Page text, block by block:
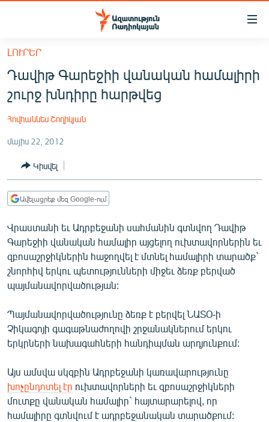
Մատչելիության
հիմնական
բովանդակությանը
հիմնական
մենյուին
ՀԱՅԱՍՏԱՆ
ՔԱՂԱՔԱԿԱՆ
ԸՆՏՐՈՒԹՅՈՒՆՆԵՐ 2026
ԻՐԱՎՈՒՆՔ
ՀԱՍԱՐԱԿՈՒԹՅՈՒՆ
ՏՆՏԵՍՈՒԹՅՈՒՆ
ՊԱՏԵՐԱԶՄԻ 6 ՇԱԲԱԹՆԵՐԸ
ՏԱՐԱԾԱՇՐՋԱՆ
ՄԻՋԱԶԳԱՅԻՆ
ՍՊՈՐՏ
ՄԵԿՆԱԲԱՆՈՒԹՅՈՒՆ
ՏՏ ԵՒ ԻՆՏԵՐՆԵՏ
ԿՈՐՈՆԱՎԻՐՈՒՍ
ԱՐԽԻՎ
ԼՈՒՐԵՐ
Դավիթ Գարեջիի վանական համալիրի
շուրջ խնդիրը հարթվեց
Հովհաննես Շողիկյան
մայիս 22, 2012
Կիսվել
Ավելացրեք մեզ Google-ում
Վրաստանի եւ Ադրբեջանի սահմանին գտնվող Դավիթ
Գարեջիի վանական համալիր այցելող ուխտավորներին եւ
զբոսաշրջիկներին հաջողվել է մտնել համալիրի տարածք`
շնորհիվ երկու պետությունների միջեւ ձեռք բերված
պայմանավորվածության:
Պայմանավորվածությունը ձեռք է բերվել ՆԱՏՕ-ի
Չիկագոյի գագաթնաժողովի շրջանակներում երկու
երկրների նախագահների հանդիպման արդյունքում:
Այս ամսվա սկզբին Ադրբեջանի կառավարությունը
խոչընդոտել էր ուխտավորների եւ զբոսաշրջիկների
մուտքը վանական համալիր` հայտարարելով, որ
համալիրը գտնվում է ադրբեջանական տարածքում: